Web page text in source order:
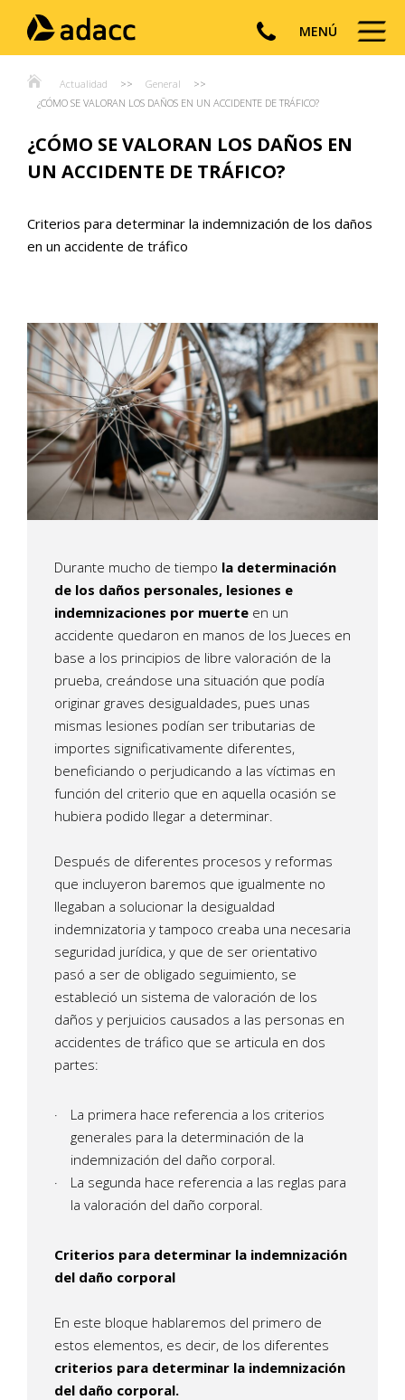
MENÚ
Actualidad >> General
>>
¿CÓMO SE VALORAN LOS DAÑOS EN UN ACCIDENTE DE TRÁFICO?
¿CÓMO SE VALORAN LOS DAÑOS EN
UN ACCIDENTE DE TRÁFICO?
Criterios para determinar la indemnización de los daños
en un accidente de tráfico
Durante mucho de tiempo la determinación
de los daños personales, lesiones e
indemnizaciones por muerte en un
accidente quedaron en manos de los Jueces en
base a los principios de libre valoración de la
prueba, creándose una situación que podía
originar graves desigualdades, pues unas
mismas lesiones podían ser tributarias de
importes significativamente diferentes,
beneficiando o perjudicando a las víctimas en
función del criterio que en aquella ocasión se
hubiera podido llegar a determinar.
Después de diferentes procesos y reformas
que incluyeron baremos que igualmente no
llegaban a solucionar la desigualdad
indemnizatoria y tampoco creaba una necesaria
seguridad jurídica, y que de ser orientativo
pasó a ser de obligado seguimiento, se
estableció un sistema de valoración de los
daños y perjuicios causados a las personas en
accidentes de tráfico que se articula en dos
partes:
La primera hace referencia a los criterios
generales para la determinación de la
indemnización del daño corporal.
La segunda hace referencia a las reglas para
la valoración del daño corporal.
Criterios para determinar la indemnización
del daño corporal
En este bloque hablaremos del primero de
estos elementos, es decir, de los diferentes
criterios para determinar la indemnización
del daño corporal.